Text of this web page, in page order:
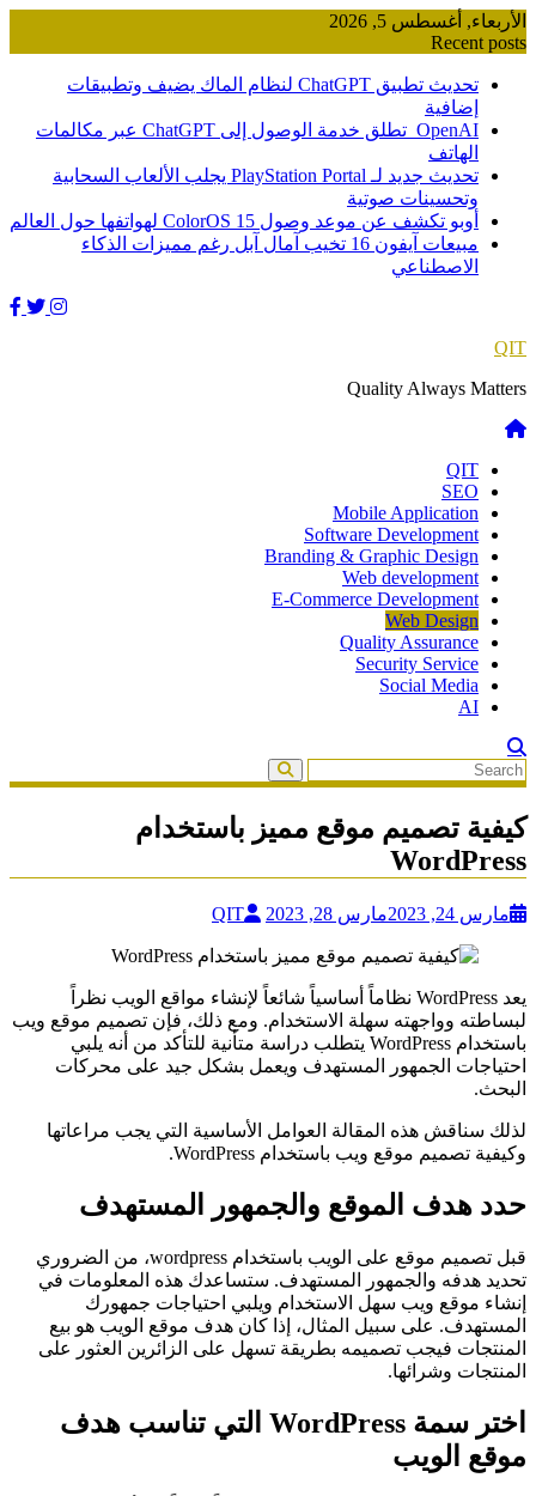
Skip
to
الأربعاء, أغسطس 5, 2026
Recent posts
تحديث تطبيق ChatGPT لنظام الماك يضيف وتطبيقات
إضافية
OpenAI تطلق خدمة الوصول إلى ChatGPT عبر مكالمات
الهاتف
تحديث جديد لـ PlayStation Portal يجلب الألعاب السحابية
وتحسينات صوتية
أوبو تكشف عن موعد وصول ColorOS 15 لهواتفها حول العالم
مبيعات آيفون 16 تخيب آمال آبل رغم مميزات الذكاء
الاصطناعي
QIT
Quality Always Matters
QIT
SEO
Mobile Application
Software Development
Branding & Graphic Design
Web development
E-Commerce Development
Web Design
Quality Assurance
Security Service
Social Media
AI
كيفية تصميم موقع مميز باستخدام
WordPress
مارس 24, 2023 مارس 28, 2023 QIT
يعد WordPress نظاماً أساسياً شائعاً لإنشاء مواقع الويب نظراً
لبساطته وواجهته سهلة الاستخدام. ومع ذلك، فإن تصميم موقع ويب
باستخدام WordPress يتطلب دراسة متأنية للتأكد من أنه يلبي
احتياجات الجمهور المستهدف ويعمل بشكل جيد على محركات
البحث.
لذلك سناقش هذه المقالة العوامل الأساسية التي يجب مراعاتها
وكيفية تصميم موقع ويب باستخدام WordPress.
حدد هدف الموقع والجمهور المستهدف
قبل تصميم موقع على الويب باستخدام wordpress، من الضروري
تحديد هدفه والجمهور المستهدف. ستساعدك هذه المعلومات في
إنشاء موقع ويب سهل الاستخدام ويلبي احتياجات جمهورك
المستهدف. على سبيل المثال، إذا كان هدف موقع الويب هو بيع
المنتجات فيجب تصميمه بطريقة تسهل على الزائرين العثور على
المنتجات وشرائها.
اختر سمة WordPress التي تناسب هدف
موقع الويب